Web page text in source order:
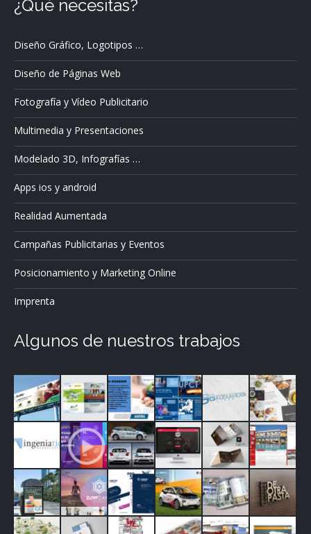
¿Qué necesitas?
Diseño Gráfico, Logotipos …
Diseño de Páginas Web
Fotografía y Vídeo Publicitario
Multimedia y Presentaciones
Modelado 3D, Infografías …
Apps ios y android
Realidad Aumentada
Campañas Publicitarias y Eventos
Posicionamiento y Marketing Online
Imprenta
Algunos de nuestros trabajos